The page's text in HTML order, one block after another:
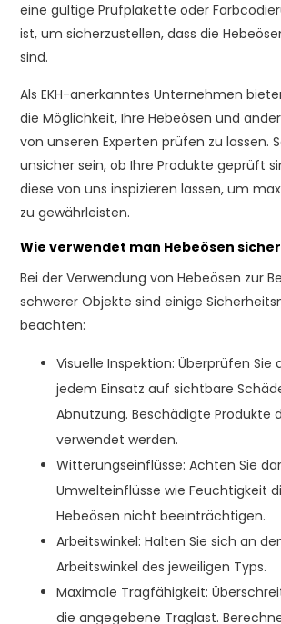
eine gültige Prüfplakette oder
ist, um sicherzustellen, dass die
sind.
Als EKH-anerkanntes Unternehmen
die Möglichkeit, Ihre Hebeösen und
von unseren Experten prüfen zu lassen.
unsicher sein, ob Ihre Produkte geprüft
diese von uns inspizieren lassen, um
zu gewährleisten.
Wie verwendet man Hebeösen
Bei der Verwendung von Hebeösen zur
schwerer Objekte sind einige
beachten:
Visuelle Inspektion: Überprüfen Sie
jedem Einsatz auf sichtbare
Abnutzung. Beschädigte Produkte
verwendet werden.
Witterungseinflüsse: Achten Sie
Umwelteinflüsse wie Feuchtigkeit
Hebeösen nicht beeinträchtigen.
Arbeitswinkel: Halten Sie sich an
Arbeitswinkel des jeweiligen Typs.
Maximale Tragfähigkeit:
die angegebene Traglast.